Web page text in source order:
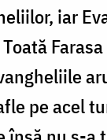
iar
pe acel